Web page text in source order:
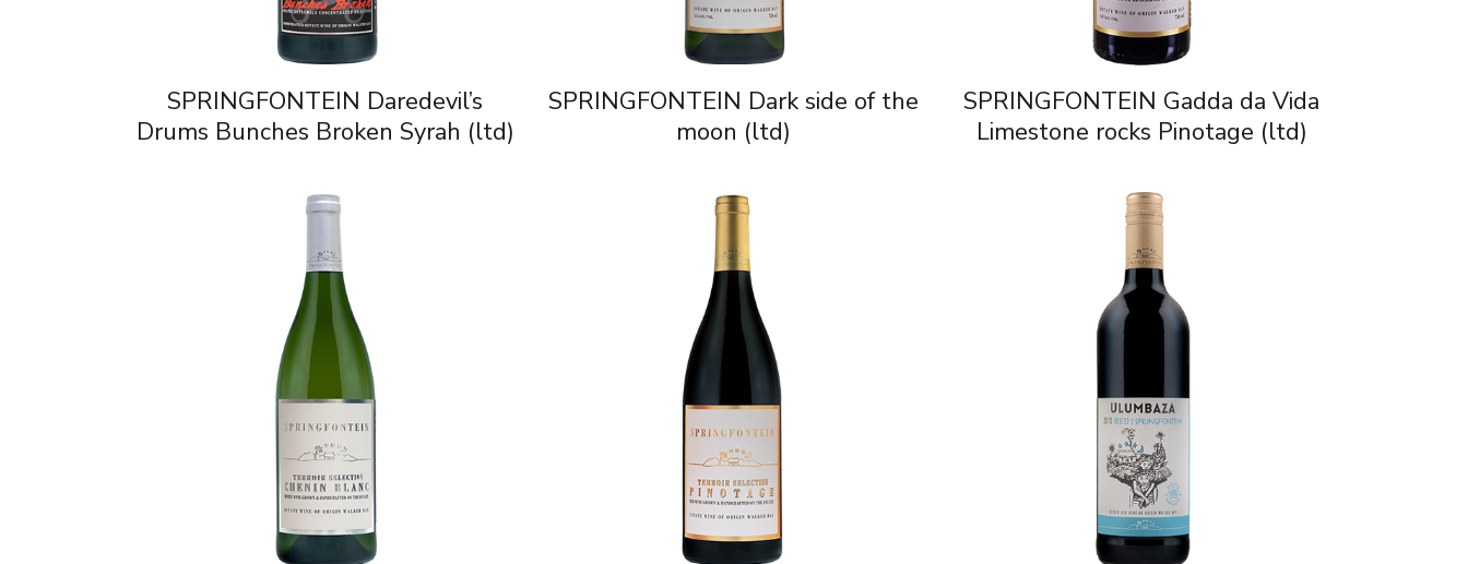
SPRINGFONTEIN Daredevil’s
Drums Bunches Broken Syrah (ltd)
SPRINGFONTEIN Dark side of the
moon (ltd)
SPRINGFONTEIN Gadda da Vida
Limestone rocks Pinotage (ltd)